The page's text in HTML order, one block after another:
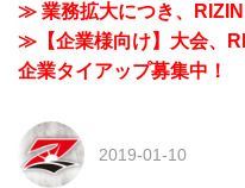
≫ 業務拡大につき、RIZIN
≫【企業様向け】大会、
企業タイアップ募集中！
2019-01-10